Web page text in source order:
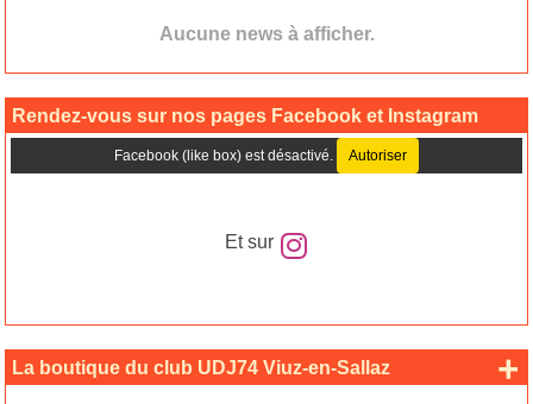
Aucune news à afficher.
Rendez-vous sur nos pages Facebook et Instagram
Facebook (like box) est désactivé. Autoriser
Et sur
La boutique du club UDJ74 Viuz-en-Sallaz +